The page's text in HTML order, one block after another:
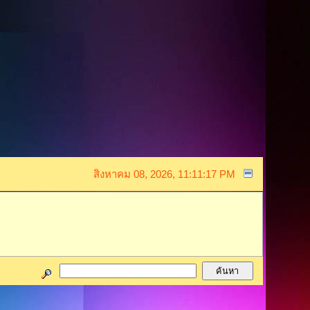
สิงหาคม 08, 2026, 11:11:17 PM